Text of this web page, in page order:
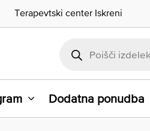
Dodatna ponudba
Terapevtski center Iskreni